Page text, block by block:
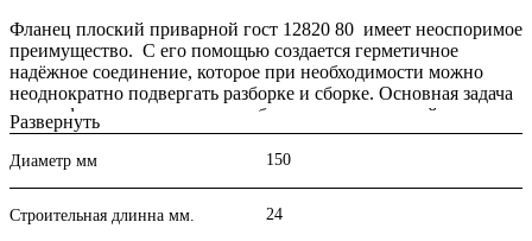
Фланец плоский приварной гост 12820 80 имеет неоспоримое
преимущество. С его помощью создается герметичное
надёжное соединение, которое при необходимости можно
неоднократно подвергать разборке и сборке. Основная задача
такого фланца заключается в обеспечении надежной опоры
для усиления стычных крепежей конструкции.
Характеристики:
Материал корпуса
Сталь 3, 20
Развернуть
Диаметр мм 150
Строительная длинна мм. 24